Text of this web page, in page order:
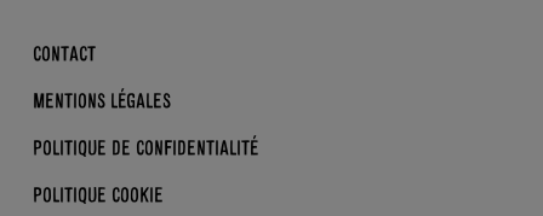
ENFANTS
LES BONS GESTES
DERRIÈRE L’ÉTIQUETTE
CONTACT
MENTIONS LÉGALES
POLITIQUE DE CONFIDENTIALITÉ
POLITIQUE COOKIE